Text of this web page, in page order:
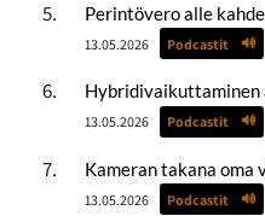
Perintövero alle
13.05.2026 Podcastit
Hybridivaikuttaminen
13.05.2026 Podcastit
Kameran takana oma
13.05.2026 Podcastit